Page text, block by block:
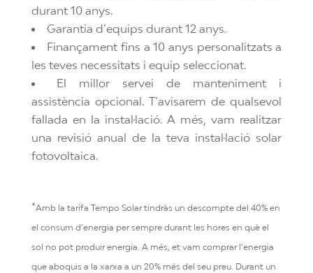
durant 10 anys.
Garantia d’equips durant 12 anys.
Finançament fins a 10 anys personalitzats a
les teves necessitats i equip seleccionat.
El millor servei de manteniment i
assistència opcional. T’avisarem de qualsevol
fallada en la instal·lació. A més, vam realitzar
una revisió anual de la teva instal·lació solar
fotovoltaica.
*Amb la tarifa Tempo Solar tindràs un descompte del 40% en
el consum d’energia per sempre durant les hores en què el
sol no pot produir energia. A més, et vam comprar l’energia
que aboquis a la xarxa a un 20% més del seu preu. Durant un